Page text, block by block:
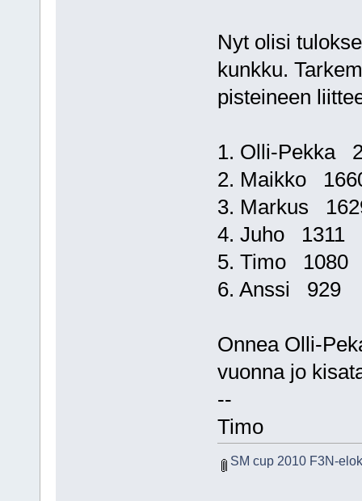
Nyt olisi
kunkku.
pisteineen
1. Olli-Pekka
2. Maikko
3. Markus
4. Juho 1311
5. Timo 1080
6. Anssi 929
Onnea Olli-
vuonna jo
--
Timo
SM cup 2010 F3N-